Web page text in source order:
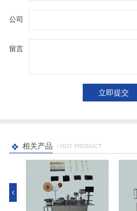
公司
留言
相关产品 / HOT PRODUCT